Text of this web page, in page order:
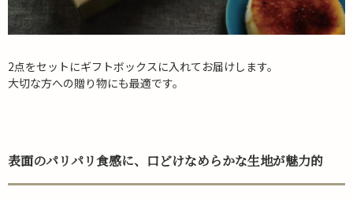
2点をセットにギフトボックスに入れてお届けします。
大切な方への贈り物にも最適です。
表面のパリパリ食感に、口どけなめらかな生地が魅力的